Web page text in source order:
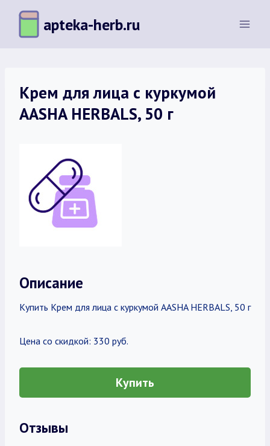
Перейти
содержимому
apteka-herb.ru
Крем для лица с куркумой
AASHA HERBALS, 50 г
Описание
Купить Крем для лица с куркумой AASHA HERBALS, 50 г
Цена со скидкой: 330 руб.
Купить
Отзывы